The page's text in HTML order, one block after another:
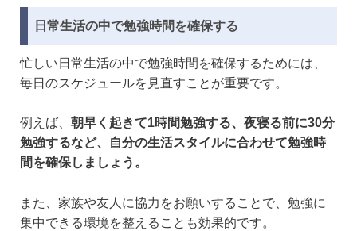
日常生活の中で勉強時間を確保する
忙しい日常生活の中で勉強時間を確保するためには、
毎日のスケジュールを見直すことが重要です。
例えば、 朝早く起きて1時間勉強する、夜寝る前に30分
勉強するなど、自分の生活スタイルに合わせて勉強時
間を確保しましょう。
また、家族や友人に協力をお願いすることで、勉強に
集中できる環境を整えることも効果的です。